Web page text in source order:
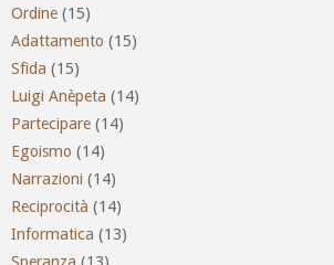
Ordine (15)
Adattamento (15)
Sfida (15)
Luigi Anèpeta (14)
Partecipare (14)
Egoismo (14)
Narrazioni (14)
Reciprocità (14)
Informatica (13)